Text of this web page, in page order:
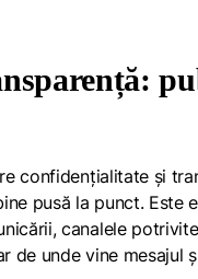
confidențialitate și
pusă la punct. Este
canalele
de unde vine mesajul